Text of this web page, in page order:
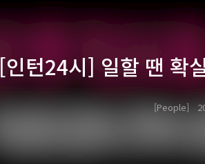
[인턴24시] 일할 땐 확
People